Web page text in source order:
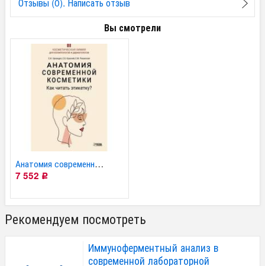
Вы смотрели
Анатомия современной...
7 552 Р
Рекомендуем посмотреть
Иммуноферментный анализ в
современной лабораторной